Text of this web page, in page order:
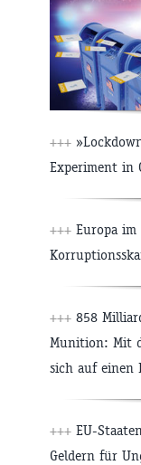
+++
Experiment in
+++ Europa
+++ 858
Munition: Mit
sich auf einen
+++ EU-
Geldern für